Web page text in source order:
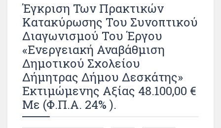
Έγκριση Των Πρακτικών
Κατακύρωσης Του Συνοπτικού
Διαγωνισμού Του Έργου
«Ενεργειακή Αναβάθμιση
Δημοτικού Σχολείου
Δήμητρας Δήμου Δεσκάτης»
Εκτιμώμενης Αξίας 48.100,00 €
Με (Φ.Π.Α. 24% ).